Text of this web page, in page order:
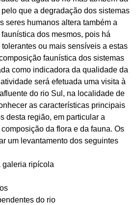
que a degradação dos sistemas
seres humanos altera também a
dos mesmos, pois há
ou mais sensíveis a estas
faunística dos sistemas
como indicadora da qualidade da
será efetuada uma visita à
do rio Sul, na localidade de
as características principais
desta região, em particular a
da flora e da fauna. Os
um levantamento dos seguintes
galeria ripícola
do rio